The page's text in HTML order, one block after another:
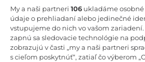
Odoberajte náš
My a naši partneri 106 ukladáme
údaje o prehliadaní alebo jedinečné
vstupujeme do nich vo vašom zariadení.
zapnú sa sledovacie technológie na
zobrazujú v časti „my a naši partneri
s cieľom poskytnúť“, zatiaľ čo výberom